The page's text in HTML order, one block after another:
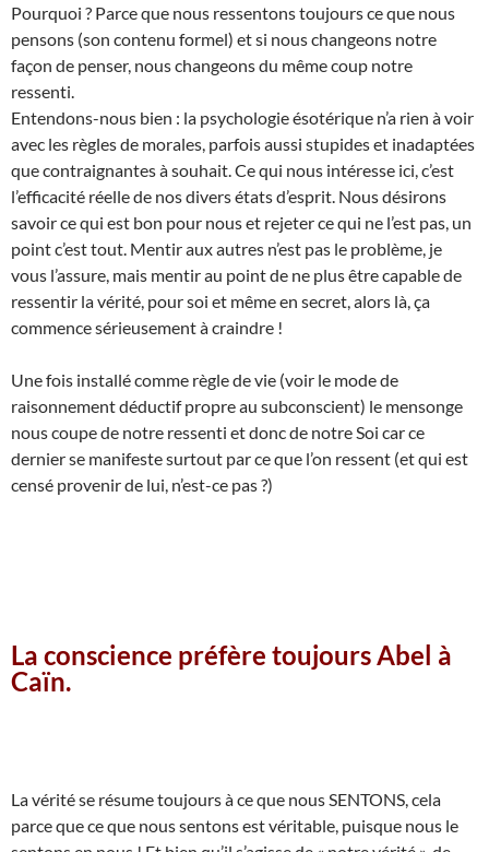
Pourquoi ? Parce que nous ressentons toujours ce que nous
pensons (son contenu formel) et si nous changeons notre
façon de penser, nous changeons du même coup notre
ressenti.
Entendons-nous bien : la psychologie ésotérique n’a rien à voir
avec les règles de morales, parfois aussi stupides et inadaptées
que contraignantes à souhait. Ce qui nous intéresse ici, c’est
l’efficacité réelle de nos divers états d’esprit. Nous désirons
savoir ce qui est bon pour nous et rejeter ce qui ne l’est pas, un
point c’est tout. Mentir aux autres n’est pas le problème, je
vous l’assure, mais mentir au point de ne plus être capable de
ressentir la vérité, pour soi et même en secret, alors là, ça
commence sérieusement à craindre !
Une fois installé comme règle de vie (voir le mode de
raisonnement déductif propre au subconscient) le mensonge
nous coupe de notre ressenti et donc de notre Soi car ce
dernier se manifeste surtout par ce que l’on ressent (et qui est
censé provenir de lui, n’est-ce pas ?)
La conscience préfère toujours Abel à
Caïn.
La vérité se résume toujours à ce que nous SENTONS, cela
parce que ce que nous sentons est véritable, puisque nous le